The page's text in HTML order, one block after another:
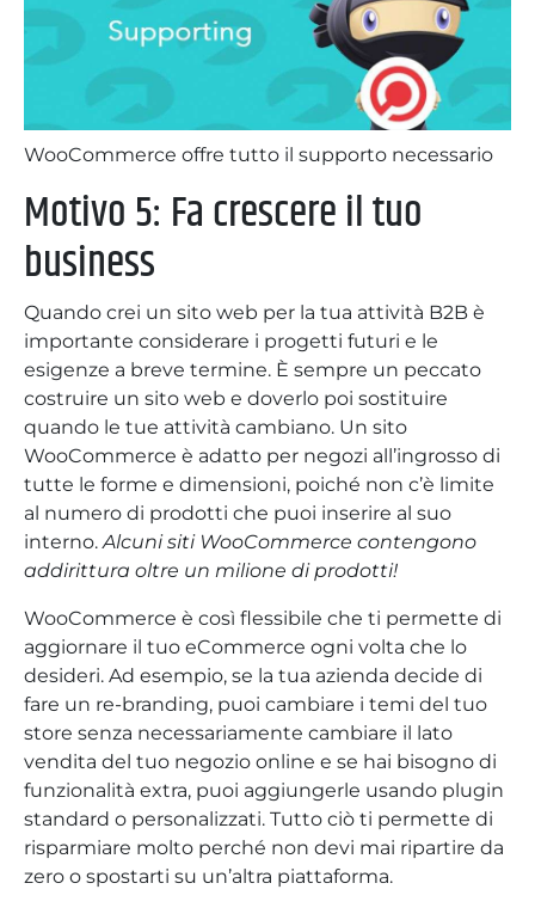
WooCommerce offre tutto il supporto necessario
Motivo 5: Fa crescere il tuo
business
Quando crei un sito web per la tua attività B2B è
importante considerare i progetti futuri e le
esigenze a breve termine. È sempre un peccato
costruire un sito web e doverlo poi sostituire
quando le tue attività cambiano. Un sito
WooCommerce è adatto per negozi all’ingrosso di
tutte le forme e dimensioni, poiché non c’è limite
al numero di prodotti che puoi inserire al suo
interno. Alcuni siti WooCommerce contengono
addirittura oltre un milione di prodotti!
WooCommerce è così flessibile che ti permette di
aggiornare il tuo eCommerce ogni volta che lo
desideri. Ad esempio, se la tua azienda decide di
fare un re-branding, puoi cambiare i temi del tuo
store senza necessariamente cambiare il lato
vendita del tuo negozio online e se hai bisogno di
funzionalità extra, puoi aggiungerle usando plugin
standard o personalizzati. Tutto ciò ti permette di
risparmiare molto perché non devi mai ripartire da
zero o spostarti su un’altra piattaforma.